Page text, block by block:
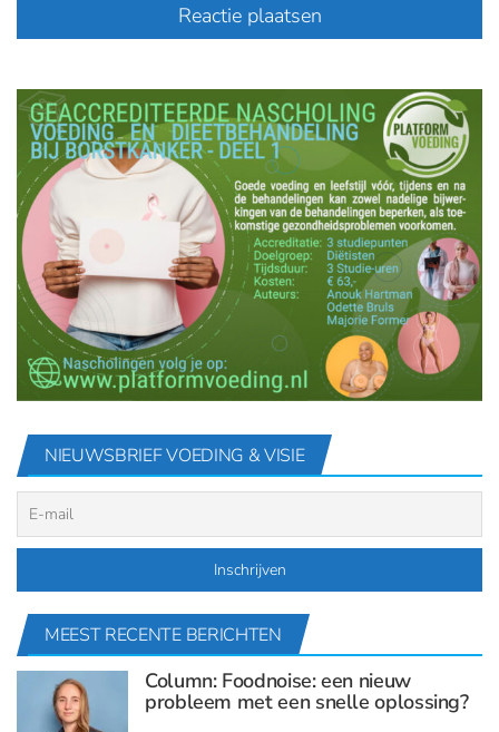
NIEUWSBRIEF VOEDING & VISIE
MEEST RECENTE BERICHTEN
Column: Foodnoise: een nieuw
probleem met een snelle oplossing?